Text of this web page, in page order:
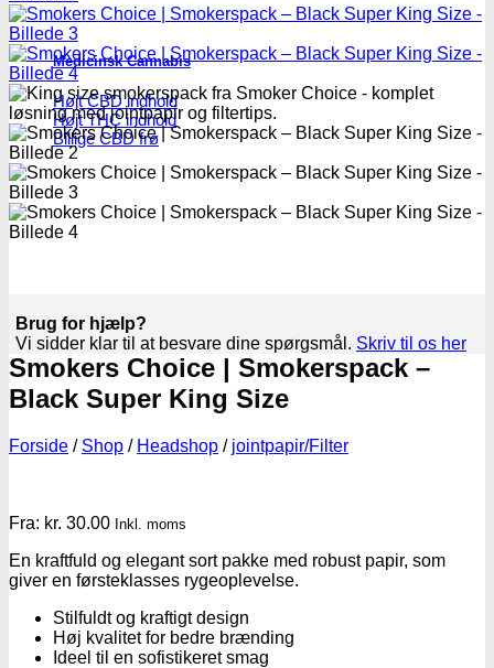
Medicinsk Cannabis
Højt CBD indhold
Højt THC indhold
Billige CBD frø
Brug for hjælp?
Vi sidder klar til at besvare dine spørgsmål. Skriv til os her
Smokers Choice | Smokerspack –
Black Super King Size
Forside / Shop / Headshop / jointpapir/Filter
Fra: kr. 30.00 Inkl. moms
En kraftfuld og elegant sort pakke med robust papir, som
giver en førsteklasses rygeoplevelse.
Stilfuldt og kraftigt design
Høj kvalitet for bedre brænding
Ideel til en sofistikeret smag